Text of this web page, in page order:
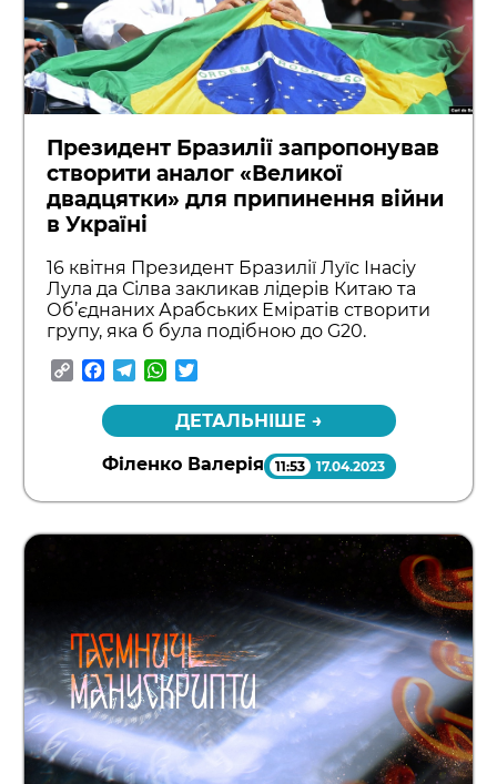
Президент Бразилії запропонував
створити аналог «Великої
двадцятки» для припинення війни
в Україні
16 квітня Президент Бразилії Луїс Інасіу
Лула да Сілва закликав лідерів Китаю та
Об’єднаних Арабських Еміратів створити
групу, яка б була подібною до G20.
CopyFacebook
TelegramWhatsApp
ДЕТАЛЬНІШЕ →
Філенко Валерія 11:53 17.04.2023